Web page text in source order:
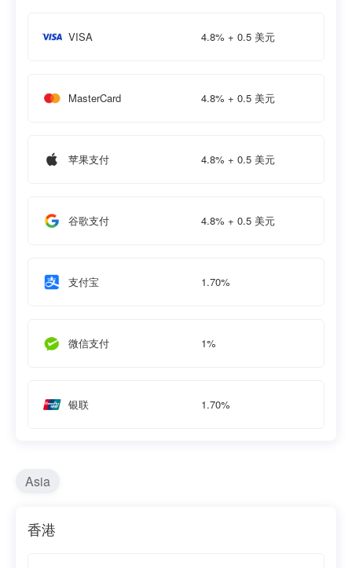
VISA 4.8% + 0.5 美元
MasterCard 4.8% + 0.5 美元
苹果支付 4.8% + 0.5 美元
谷歌支付 4.8% + 0.5 美元
支付宝 1.70%
微信支付 1%
银联 1.70%
Asia
香港